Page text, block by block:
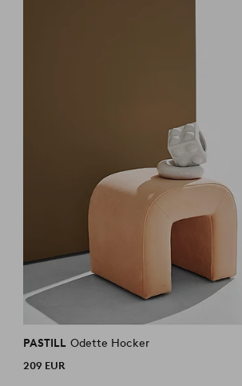
PASTILL Odette Hocker
209 EUR